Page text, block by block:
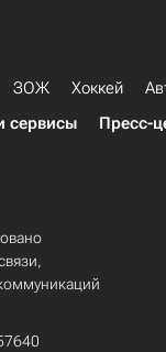
ЗОЖ Хоккей
сервисы Пресс-